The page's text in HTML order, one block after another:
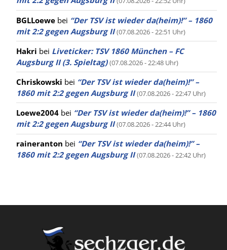
BGLLoewe bei “Der TSV ist wieder da(heim)!” – 1860
mit 2:2 gegen Augsburg II (07.08.2026 - 22:51 Uhr)
Hakri bei Liveticker: TSV 1860 München – FC
Augsburg II (3. Spieltag) (07.08.2026 - 22:48 Uhr)
Chriskowski bei “Der TSV ist wieder da(heim)!” –
1860 mit 2:2 gegen Augsburg II (07.08.2026 - 22:47 Uhr)
Loewe2004 bei “Der TSV ist wieder da(heim)!” – 1860
mit 2:2 gegen Augsburg II (07.08.2026 - 22:44 Uhr)
raineranton bei “Der TSV ist wieder da(heim)!” –
1860 mit 2:2 gegen Augsburg II (07.08.2026 - 22:42 Uhr)